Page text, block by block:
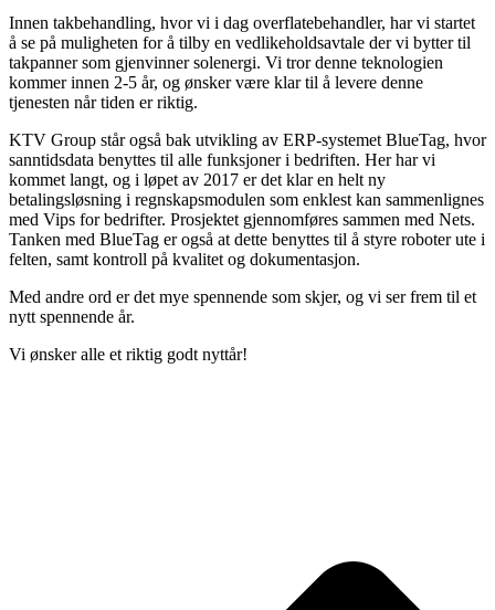
Innen takbehandling, hvor vi i dag overflatebehandler, har vi startet
å se på muligheten for å tilby en vedlikeholdsavtale der vi bytter til
takpanner som gjenvinner solenergi. Vi tror denne teknologien
kommer innen 2-5 år, og ønsker være klar til å levere denne
tjenesten når tiden er riktig.
KTV Group står også bak utvikling av ERP-systemet BlueTag, hvor
sanntidsdata benyttes til alle funksjoner i bedriften. Her har vi
kommet langt, og i løpet av 2017 er det klar en helt ny
betalingsløsning i regnskapsmodulen som enklest kan sammenlignes
med Vips for bedrifter. Prosjektet gjennomføres sammen med Nets.
Tanken med BlueTag er også at dette benyttes til å styre roboter ute i
felten, samt kontroll på kvalitet og dokumentasjon.
Med andre ord er det mye spennende som skjer, og vi ser frem til et
nytt spennende år.
Vi ønsker alle et riktig godt nyttår!